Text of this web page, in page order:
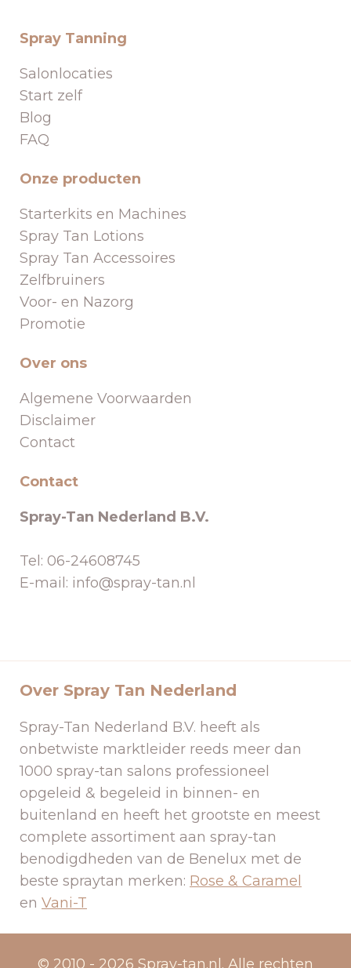
Spray Tanning
Salonlocaties
Start zelf
Blog
FAQ
Onze producten
Starterkits en Machines
Spray Tan Lotions
Spray Tan Accessoires
Zelfbruiners
Voor- en Nazorg
Promotie
Over ons
Algemene Voorwaarden
Disclaimer
Contact
Contact
Spray-Tan Nederland B.V.
Tel: 06-24608745
E-mail: info@spray-tan.nl
Over Spray Tan Nederland
Spray-Tan Nederland B.V. heeft als
onbetwiste marktleider reeds meer dan
1000 spray-tan salons professioneel
opgeleid & begeleid in binnen- en
buitenland en heeft het grootste en meest
complete assortiment aan spray-tan
benodigdheden van de Benelux met de
beste spraytan merken: Rose & Caramel
en Vani-T
© 2010 - 2026 Spray-tan.nl. Alle rechten